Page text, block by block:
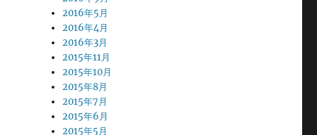
2016年5月
2016年4月
2016年3月
2015年11月
2015年10月
2015年8月
2015年7月
2015年6月
2015年5月